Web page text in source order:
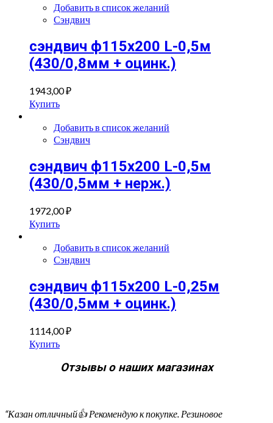
Добавить в список желаний
Сэндвич
сэндвич ф115х200 L-0,5м
(430/0,8мм + оцинк.)
1943,00₽
Купить
Добавить в список желаний
Сэндвич
сэндвич ф115х200 L-0,5м
(430/0,5мм + нерж.)
1972,00₽
Купить
Добавить в список желаний
Сэндвич
сэндвич ф115х200 L-0,25м
(430/0,5мм + оцинк.)
1114,00₽
Купить
Отзывы о наших магазинах
“Казан отличный👍 Рекомендую к покупке. Резиновое